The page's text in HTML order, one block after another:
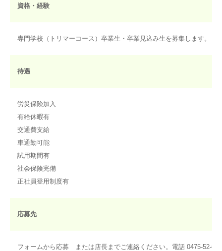
資格・経験
専門学校（トリマーコース）卒業生・卒業見込み生を募集します。
待遇
労災保険加入
有給休暇有
交通費支給
車通勤可能
試用期間有
社会保険完備
正社員登用制度有
応募先
フォームから応募 または店長までご連絡ください。電話 0475-52-